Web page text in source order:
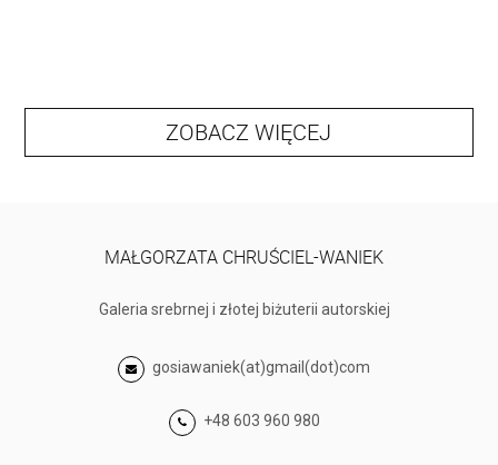
ZOBACZ WIĘCEJ
MAŁGORZATA CHRUŚCIEL-WANIEK
Galeria srebrnej i złotej biżuterii autorskiej
gosiawaniek(at)gmail(dot)com
+48 603 960 980